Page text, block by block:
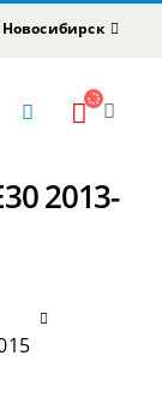
Новосибирск
2013-